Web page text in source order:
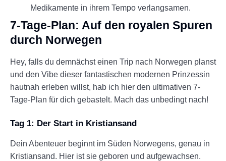
Medikamente in ihrem Tempo verlangsamen.
7-Tage-Plan: Auf den royalen Spuren
durch Norwegen
Hey, falls du demnächst einen Trip nach Norwegen planst
und den Vibe dieser fantastischen modernen Prinzessin
hautnah erleben willst, hab ich hier den ultimativen 7-
Tage-Plan für dich gebastelt. Mach das unbedingt nach!
Tag 1: Der Start in Kristiansand
Dein Abenteuer beginnt im Süden Norwegens, genau in
Kristiansand. Hier ist sie geboren und aufgewachsen.